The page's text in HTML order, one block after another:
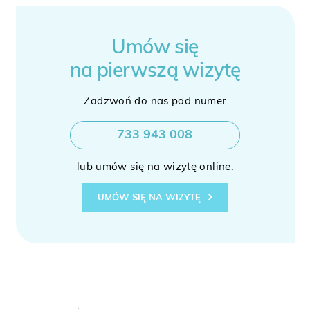
Umów się
na pierwszą wizytę
Zadzwoń do nas pod numer
733 943 008
lub umów się na wizytę online.
UMÓW SIĘ NA WIZYTĘ